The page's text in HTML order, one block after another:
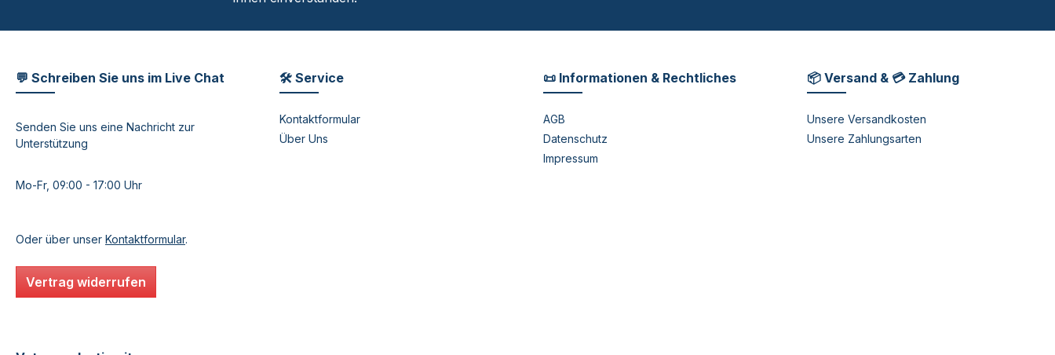
💬 Schreiben Sie uns im Live Chat
Senden Sie uns eine Nachricht zur
Unterstützung
Mo-Fr, 09:00 - 17:00 Uhr
Oder über unser Kontaktformular.
Vertrag widerrufen
🛠 Service
Kontaktformular
Über Uns
📜 Informationen & Rechtliches
AGB
Datenschutz
Impressum
📦 Versand & 💳 Zahlung
Unsere Versandkosten
Unsere Zahlungsarten